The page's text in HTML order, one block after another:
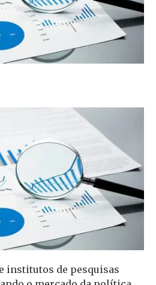
Damasco
institutos de pesquisas